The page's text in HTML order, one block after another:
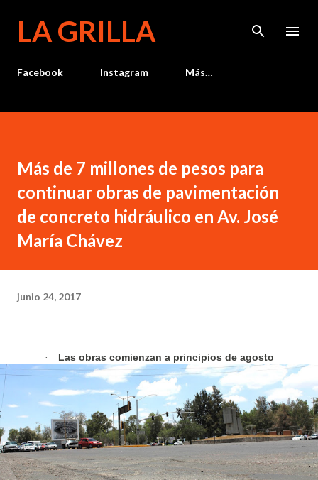
LA GRILLA
Facebook Instagram Más…
Más de 7 millones de pesos para
continuar obras de pavimentación
de concreto hidráulico en Av. José
María Chávez
junio 24, 2017
· Las obras comienzan a principios de agosto